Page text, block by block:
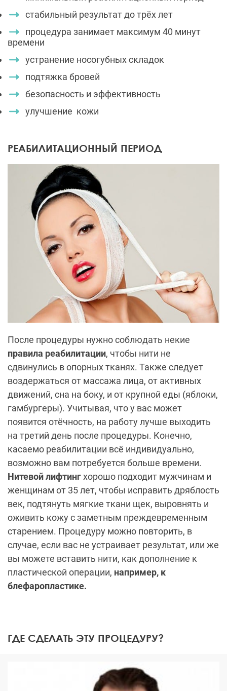
стабильный результат до трёх лет
процедура занимает максимум 40 минут
времени
устранение носогубных складок
подтяжка бровей
безопасность и эффективность
улучшение кожи
РЕАБИЛИТАЦИОННЫЙ ПЕРИОД
После процедуры нужно соблюдать некие
правила реабилитации, чтобы нити не
сдвинулись в опорных тканях. Также следует
воздержаться от массажа лица, от активных
движений, сна на боку, и от крупной еды (яблоки,
гамбургеры). Учитывая, что у вас может
появится отёчность, на работу лучше выходить
на третий день после процедуры. Конечно,
касаемо реабилитации всё индивидуально,
возможно вам потребуется больше времени.
Нитевой лифтингхорошо подходит мужчинам и
женщинам от 35 лет, чтобы исправить дряблость
век, подтянуть мягкие ткани щек, выровнять и
оживить кожу с заметным преждевременным
старением. Процедуру можно повторить, в
случае, если вас не устраивает результат, или же
вы можете вставить нити, как дополнение к
пластической операции, например, к
блефаропластике.
ГДЕ СДЕЛАТЬ ЭТУ ПРОЦЕДУРУ?